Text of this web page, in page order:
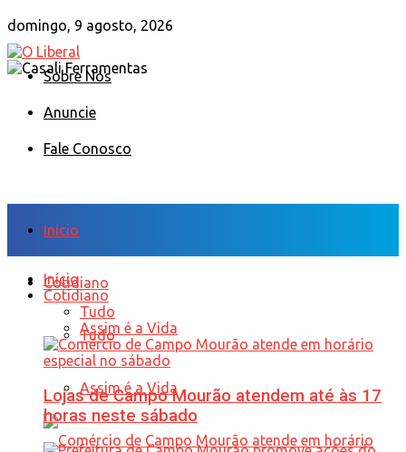
domingo, 9 agosto, 2026
Sobre Nós
Anuncie
Fale Conosco
Início
Cotidiano
Tudo
Assim é a Vida
Início
Cotidiano
Tudo
Assim é a Vida
Lojas de Campo Mourão atendem até às 17
horas neste sábado